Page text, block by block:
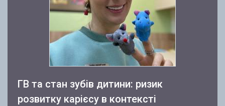
ГВ та стан зубів дитини: ризик
розвитку карієсу в контексті